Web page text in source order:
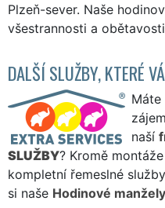
Plzeň-sever. Naše
všestrannosti a
DALŠÍ SLUŽBY, KTERÉ
naší
SLUŽBY? Kromě
kompletní řemeslné
si naše Hodinové manžely